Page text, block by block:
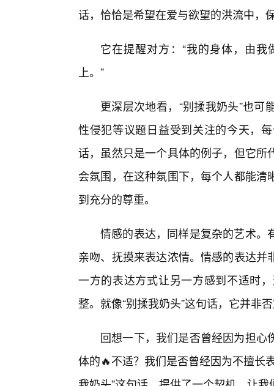
话，恰恰是希望在爱与欲望的洪流中，
它在提醒对方：“我的身体，由
上。”
更深层次地看，“别揉我奶头”也
性侵犯等议题日益受到关注的今天，
话，虽然只是一个具体的例子，但它
会氛围，在这种氛围下，每个人都能
到充分的尊重。
情感的表达，同样是复杂的艺术。
亲吻、抚摸来表达浓情。情感的表达
一方的表达方式让另一方感到不适时
整。就像“别揉我奶头”这句话，它并非
回想一下，我们是否曾经因为担
体的🔥不适？我们是否曾经因为不擅长